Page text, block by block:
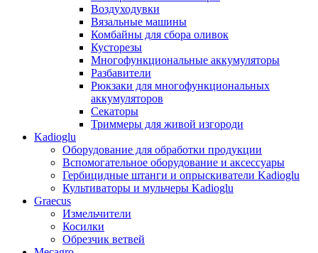
Воздуходувки
Вязальные машины
Комбайны для сбора оливок
Кусторезы
Многофункциональные аккумуляторы
Разбавители
Рюкзаки для многофункциональных
аккумуляторов
Секаторы
Триммеры для живой изгороди
Kadioglu
Оборудование для обработки продукции
Вспомогательное оборудование и аксессуары
Гербицидные штанги и опрыскиватели Kadioglu
Культиваторы и мульчеры Kadioglu
Graecus
Измельчители
Косилки
Обрезчик ветвей